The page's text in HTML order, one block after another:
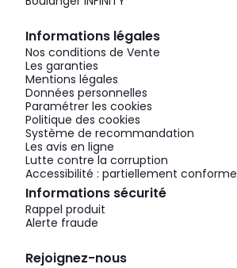
Informations légales
Nos conditions de Vente
Les garanties
Mentions légales
Données personnelles
Paramétrer les cookies
Politique des cookies
Système de recommandation
Les avis en ligne
Lutte contre la corruption
Accessibilité : partiellement conforme
Informations sécurité
Rappel produit
Alerte fraude
Rejoignez-nous